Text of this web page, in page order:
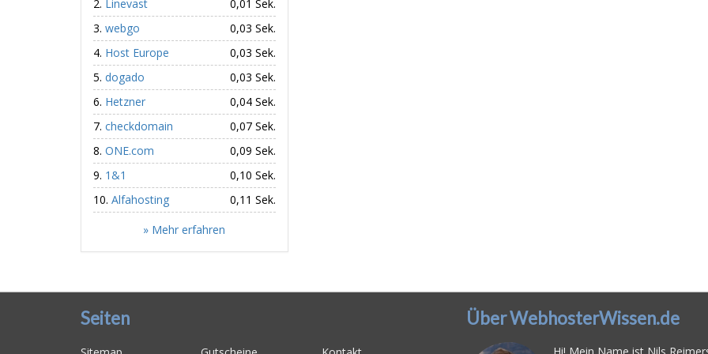
Linevast
0,01 Sek.
webgo
0,03 Sek.
Host Europe
0,03 Sek.
dogado
0,03 Sek.
Hetzner
0,04 Sek.
checkdomain
0,07 Sek.
ONE.com
0,09 Sek.
1&1
0,10 Sek.
Alfahosting
0,11 Sek.
» Mehr erfahren
Seiten Über WebhosterWissen.de